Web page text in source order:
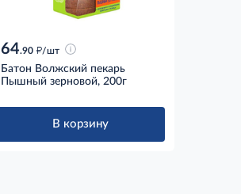
64.90 д/шт
Батон Волжский пекарь
Пышный зерновой, 200г
В корзину